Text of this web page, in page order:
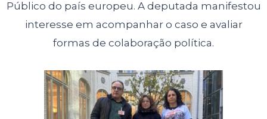
Público do país europeu. A deputada manifestou
interesse em acompanhar o caso e avaliar
formas de colaboração política.